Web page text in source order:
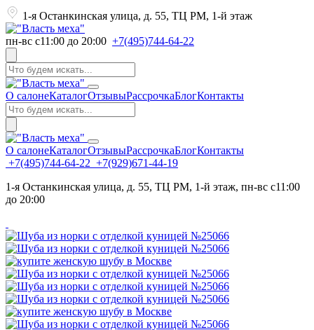
1-я Останкинская улица, д. 55, ТЦ РМ, 1-й этаж
пн-вс с11:00 до 20:00 +7(495)744-64-22
О салонеКаталогОтзывыРассрочкаБлогКонтакты
О салонеКаталогОтзывыРассрочкаБлогКонтакты
+7(495)744-64-22 +7(929)671-44-19
1-я Останкинская улица, д. 55, ТЦ РМ, 1-й этаж, пн-вс с11:00
до 20:00